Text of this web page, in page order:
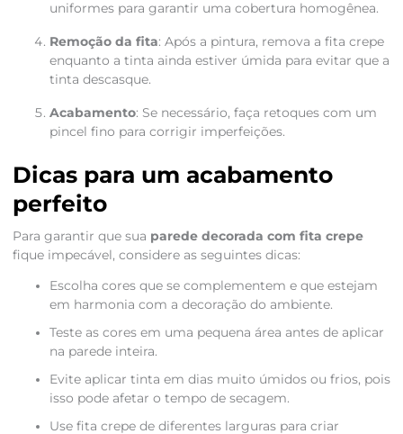
uniformes para garantir uma cobertura homogênea.
Remoção da fita: Após a pintura, remova a fita crepe
enquanto a tinta ainda estiver úmida para evitar que a
tinta descasque.
Acabamento: Se necessário, faça retoques com um
pincel fino para corrigir imperfeições.
Dicas para um acabamento
perfeito
Para garantir que sua parede decorada com fita crepe
fique impecável, considere as seguintes dicas:
Escolha cores que se complementem e que estejam
em harmonia com a decoração do ambiente.
Teste as cores em uma pequena área antes de aplicar
na parede inteira.
Evite aplicar tinta em dias muito úmidos ou frios, pois
isso pode afetar o tempo de secagem.
Use fita crepe de diferentes larguras para criar